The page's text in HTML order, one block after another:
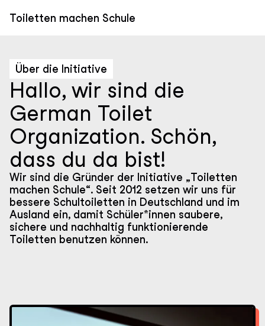
zum
Inhalt
Toiletten machen Schule
Hallo, wir sind die
German Toilet
Organization. Schön,
dass du da bist!
Über die Initiative
Wir sind die Gründer der Initiative „Toiletten
machen Schule“. Seit 2012 setzen wir uns für
bessere Schultoiletten in Deutschland und im
Ausland ein, damit Schüler*innen saubere,
sichere und nachhaltig funktionierende
Toiletten benutzen können.
Bilder